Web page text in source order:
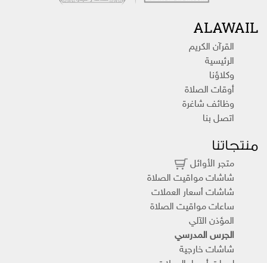
ALAWAIL
القرآن الكريم
الرئيسية
وكلاؤنا
أوقات الصلاة
وظائف شاغرة
اتصل بنا
منتجاتنا
متجر الأوائل
شاشات مواقيت الصلاة
شاشات أسعار العملات
ساعات مواقيت الصلاة
المؤذن الآلي
الجرس المدرسي
شاشات خارجية